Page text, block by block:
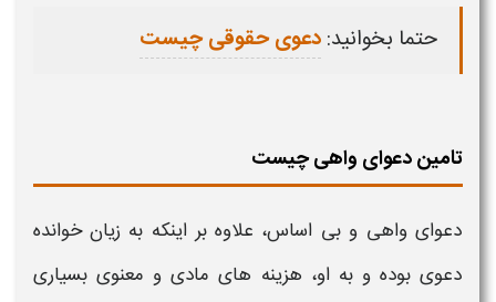
حتما بخوانید:دعوی حقوقی چیست
تامین دعوای واهی چیست
دعوای واهی و بی اساس، علاوه بر اینکه به زیان خوانده
دعوی بوده و به او، هزینه های مادی و معنوی بسیاری